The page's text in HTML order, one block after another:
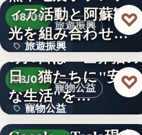
旅遊振興
08/09
旅遊振興
2
ィア活動と阿蘇観
光を組み合わせた
「ボラン…
♡
寵物公益
08/09
寵物公益
8月8日は「世界猫の
日」猫たちに"安全
な生活"を…
♡
下班國際線》